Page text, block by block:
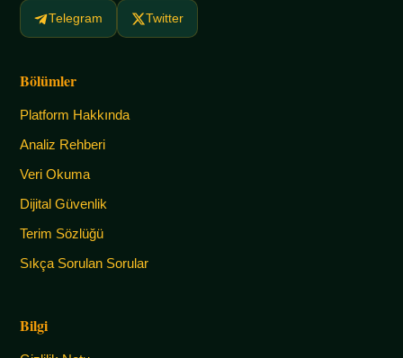
Telegram Twitter
Bölümler
Platform Hakkında
Analiz Rehberi
Veri Okuma
Dijital Güvenlik
Terim Sözlüğü
Sıkça Sorulan Sorular
Bilgi